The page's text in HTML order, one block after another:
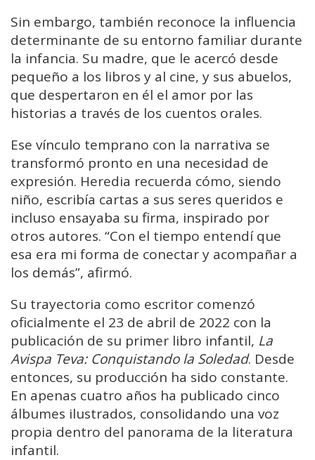
Sin embargo, también reconoce la influencia
determinante de su entorno familiar durante
la infancia. Su madre, que le acercó desde
pequeño a los libros y al cine, y sus abuelos,
que despertaron en él el amor por las
historias a través de los cuentos orales.
Ese vínculo temprano con la narrativa se
transformó pronto en una necesidad de
expresión. Heredia recuerda cómo, siendo
niño, escribía cartas a sus seres queridos e
incluso ensayaba su firma, inspirado por
otros autores. “Con el tiempo entendí que
esa era mi forma de conectar y acompañar a
los demás”, afirmó.
Su trayectoria como escritor comenzó
oficialmente el 23 de abril de 2022 con la
publicación de su primer libro infantil, La
Avispa Teva: Conquistando la Soledad. Desde
entonces, su producción ha sido constante.
En apenas cuatro años ha publicado cinco
álbumes ilustrados, consolidando una voz
propia dentro del panorama de la literatura
infantil.